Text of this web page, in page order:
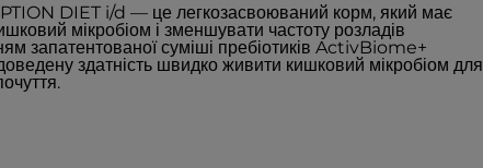
DIET i/d — це легкозасвоюваний корм, який має
мікробіом і зменшувати частоту розладів
запатентованої суміші пребіотиків ActivBiome+
здатність швидко живити кишковий мікробіом для